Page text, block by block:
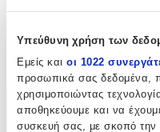
Υπεύθυνη χρήση των
Εμείς και οι 1022
προσωπικά σας δεδομένα,
χρησιμοποιώντας
αποθηκεύουμε και να
συσκευή σας, με σκοπό την
Δημοτικού
Θήκη για Παγούρι:
Όχι
Χαρακτηριστικά